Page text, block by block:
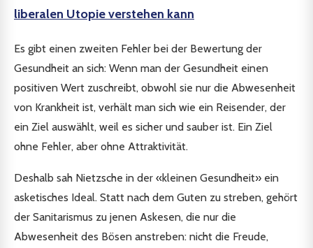
liberalen Utopie verstehen kann
Es gibt einen zweiten Fehler bei der Bewertung der
Gesundheit an sich: Wenn man der Gesundheit einen
positiven Wert zuschreibt, obwohl sie nur die Abwesenheit
von Krankheit ist, verhält man sich wie ein Reisender, der
ein Ziel auswählt, weil es sicher und sauber ist. Ein Ziel
ohne Fehler, aber ohne Attraktivität.
Deshalb sah Nietzsche in der «kleinen Gesundheit» ein
asketisches Ideal. Statt nach dem Guten zu streben, gehört
der Sanitarismus zu jenen Askesen, die nur die
Abwesenheit des Bösen anstreben: nicht die Freude,